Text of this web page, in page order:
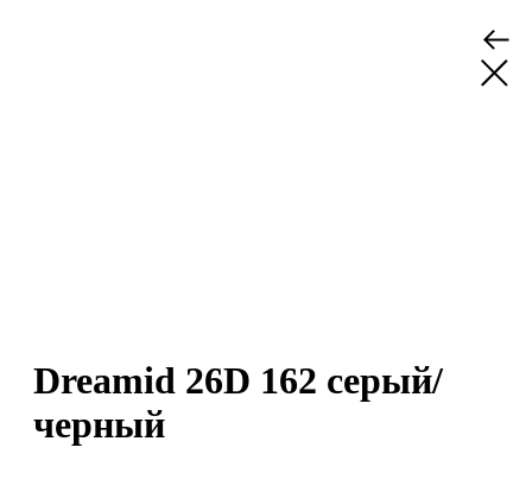
Dreamid 26D 162 серый/
черный